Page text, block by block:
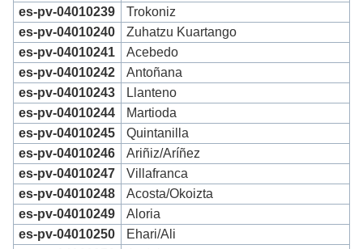
es-pv-04010239
Trokoniz
es-pv-04010240
Zuhatzu Kuartango
es-pv-04010241
Acebedo
es-pv-04010242
Antoñana
es-pv-04010243
Llanteno
es-pv-04010244
Martioda
es-pv-04010245
Quintanilla
es-pv-04010246
Ariñiz/Aríñez
es-pv-04010247
Villafranca
es-pv-04010248
Acosta/Okoizta
es-pv-04010249
Aloria
es-pv-04010250
Ehari/Ali